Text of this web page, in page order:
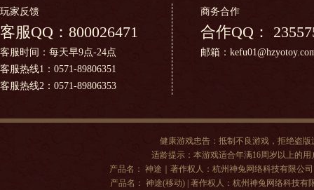
玩家反馈
客服QQ： 800026471
客服时间：每天早9点-24点
客服热线1：0571-89806351
客服热线2：0571-89806353
商务合作
合作QQ：
邮箱：
健康游戏忠告：抵制不良游戏，拒绝盗
适龄提示：本游戏适合年满16周岁以上的
产品名： 神途｜著作权人：杭州神兔网络科技有限公
产品名： 神途(移动) | 著作权人：杭州神兔网络科技有